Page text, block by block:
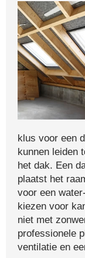
klus voor een
kunnen leiden
het dak. Een
plaatst het
voor een
kiezen voor
niet met
professionele
ventilatie en